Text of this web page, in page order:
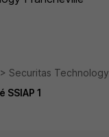
Securitas Technology
1